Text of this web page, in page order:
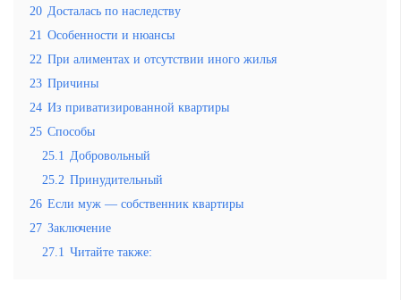
20 Досталась по наследству
21 Особенности и нюансы
22 При алиментах и отсутствии иного жилья
23 Причины
24 Из приватизированной квартиры
25 Способы
25.1 Добровольный
25.2 Принудительный
26 Если муж — собственник квартиры
27 Заключение
27.1 Читайте также: